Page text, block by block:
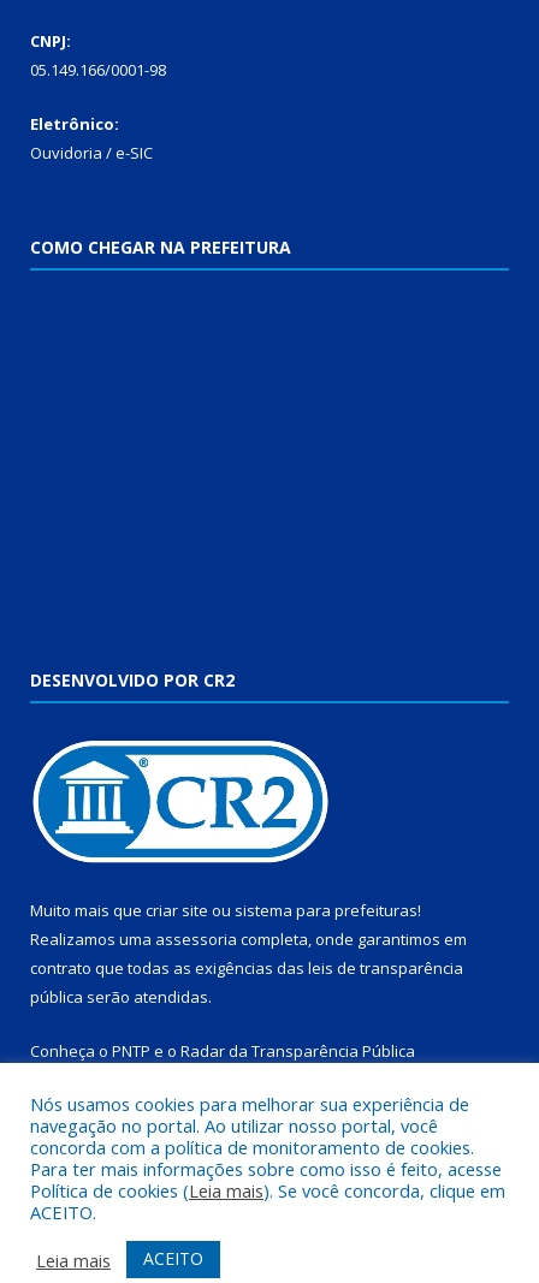
CNPJ:
05.149.166/0001-98
Eletrônico:
Ouvidoria / e-SIC
COMO CHEGAR NA PREFEITURA
DESENVOLVIDO POR CR2
Muito mais que criar site ou sistema para prefeituras!
Realizamos uma assessoria completa, onde garantimos em
contrato que todas as exigências das leis de transparência
pública serão atendidas.
Conheça o PNTP e o Radar da Transparência Pública
Todos os direitos reservados a Prefeitura Municipal de
Salinópolis.
Mapa do Site
Acessar Área Administrativa
Nós usamos cookies para melhorar sua experiência de
navegação no portal. Ao utilizar nosso portal, você
concorda com a política de monitoramento de cookies.
Para ter mais informações sobre como isso é feito, acesse
Política de cookies (Leia mais). Se você concorda, clique em
ACEITO.
Leia mais
ACEITO